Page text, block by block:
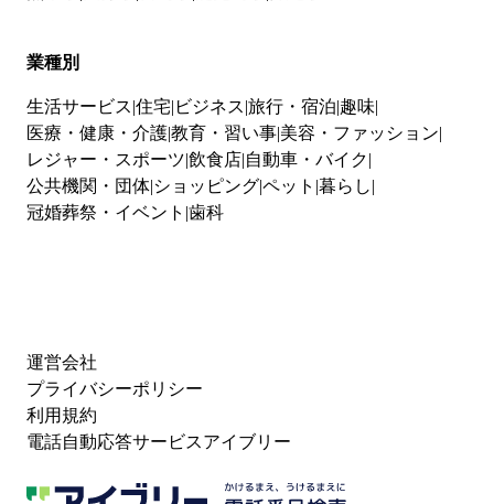
業種別
生活サービス 住宅 ビジネス 旅行・宿泊 趣味
医療・健康・介護教育・習い事 美容・ファッション
レジャー・スポーツ 飲食店 自動車・バイク
公共機関・団体 ショッピングペット 暮らし
冠婚葬祭・イベント 歯科
運営会社
プライバシーポリシー
利用規約
電話自動応答サービスアイブリー